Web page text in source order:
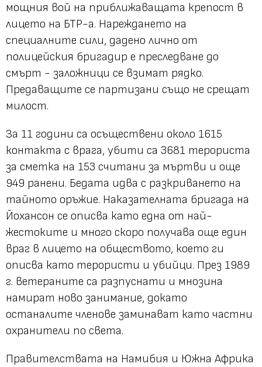
мощния вой на приближаващата крепост в
лицето на БТР-а. Нареждането на
специалните сили, дадено лично от
полицейския бригадир е преследване до
смърт - заложници се взимат рядко.
Предаващите се партизани също не срещат
милост.
За 11 години са осъществени около 1615
контакта с врага, убити са 3681 терориста
за сметка на 153 считани за мъртви и още
949 ранени. Бедата идва с разкриването на
тайното оръжие. Наказателната бригада на
Йохансон се описва като една от най-
жестоките и много скоро получава още един
враг в лицето на обществото, което ги
описва като терористи и убийци. През 1989
г. ветераните са разпуснати и мнозина
намират ново занимание, докато
останалите членове заминават като частни
охранители по света.
Правителствата на Намибия и Южна Африка